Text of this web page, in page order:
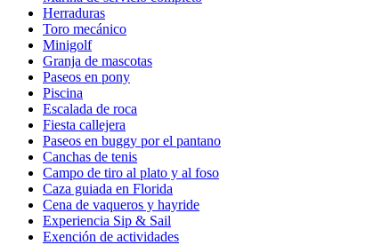
Herraduras
Toro mecánico
Minigolf
Granja de mascotas
Paseos en pony
Piscina
Escalada de roca
Fiesta callejera
Paseos en buggy por el pantano
Canchas de tenis
Campo de tiro al plato y al foso
Caza guiada en Florida
Cena de vaqueros y hayride
Experiencia Sip & Sail
Exención de actividades